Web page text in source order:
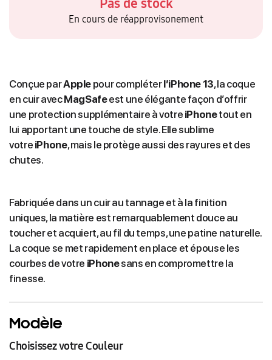
Pas de stock
En cours de réapprovisonement
Conçue parApple pour compléterl’iPhone 13, la coque
en cuir avecMagSafeest une élégante façon d’offrir
une protection supplémentaire à votre iPhonetout en
lui apportant une touche de style. Elle sublime
votre iPhone, mais le protège aussi des rayures et des
chutes.
Fabriquée dans un cuir au tannage et à la finition
uniques, la matière est remarquablement douce au
toucher et acquiert, au fil du temps, une patine naturelle.
La coque se met rapidement en place et épouse les
courbes de votre iPhonesans en compromettre la
finesse.
Modèle
Choisissez votre Couleur